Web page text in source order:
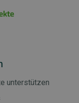
unterstützen